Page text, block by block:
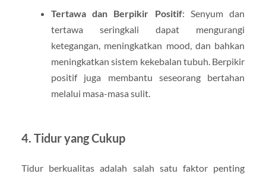
Tertawa dan Berpikir Positif: Senyum dan
tertawa seringkali dapat mengurangi
ketegangan, meningkatkan mood, dan bahkan
meningkatkan sistem kekebalan tubuh. Berpikir
positif juga membantu seseorang bertahan
melalui masa-masa sulit.
4. Tidur yang Cukup
Tidur berkualitas adalah salah satu faktor penting